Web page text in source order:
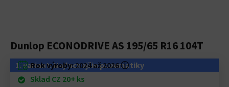
Dunlop ECONODRIVE AS 195/65 R16 104T
1. variant: Najlacnejšie pneumatiky
Rok výroby:2024 až 2026ⓘ
Sklad CZ 20+ ks